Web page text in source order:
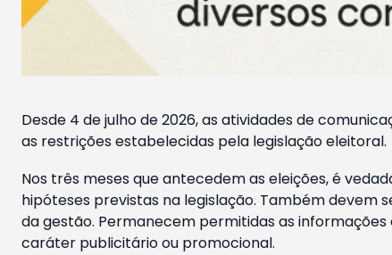
Desde 4 de julho de 2026, as atividades de
as restrições estabelecidas pela legislação eleitoral.
Nos três meses que antecedem as eleições, é
hipóteses previstas na legislação. Também devem
da gestão. Permanecem permitidas as
caráter publicitário ou promocional.